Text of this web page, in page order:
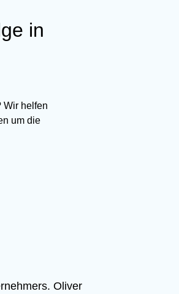
in
Wir helfen
um die
Oliver